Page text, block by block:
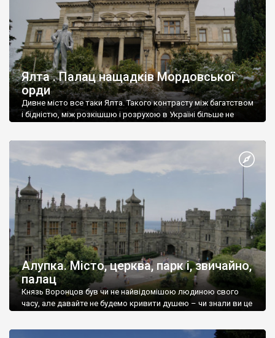
Ялта . Палац нащадків Мордовської
орди
Дивне місто все таки Ялта. Такого контрасту між багатством
і бідністю, між розкішшю і розрухою в Україні більше не
Алупка. Місто, церква, парк і, звичайно,
палац
Князь Воронцов був чи не найвідомішою людиною свого
часу, але давайте не будемо кривити душею – чи знали ви це